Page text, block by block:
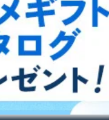
もできます。
ール含む）によっ
による回答をご希
絡ください。
開示とさせていた
その旨、理由を付
く表示
出版社の皆様へ
ップ
CO., Ltd.